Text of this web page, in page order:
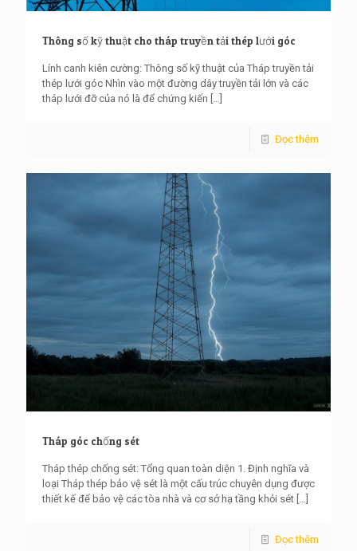
Thông số kỹ thuật cho tháp truyền tải thép lưới góc
Lính canh kiên cường: Thông số kỹ thuật của Tháp truyền tải
thép lưới góc Nhìn vào một đường dây truyền tải lớn và các
tháp lưới đỡ của nó là để chứng kiến […]
Đọc thêm
Tháp góc chống sét
Tháp thép chống sét: Tổng quan toàn diện 1. Định nghĩa và
loại Tháp thép bảo vệ sét là một cấu trúc chuyên dụng được
thiết kế để bảo vệ các tòa nhà và cơ sở hạ tầng khỏi sét […]
Đọc thêm